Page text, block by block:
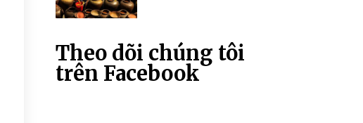
Theo dõi chúng tôi
trên Facebook